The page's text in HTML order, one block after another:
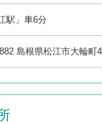
駅」車6分
島根県松江市大輪町